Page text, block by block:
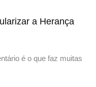
a Herança
é o que faz muitas